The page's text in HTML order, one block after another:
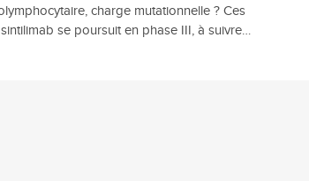
charge mutationnelle ? Ces
se poursuit en phase III, à suivre…